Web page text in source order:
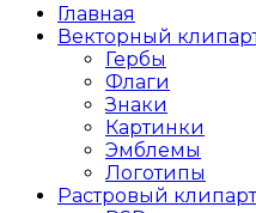
Главная
Векторный
Гербы
Флаги
Знаки
Картинки
Эмблемы
Логотипы
Растровый клипарт